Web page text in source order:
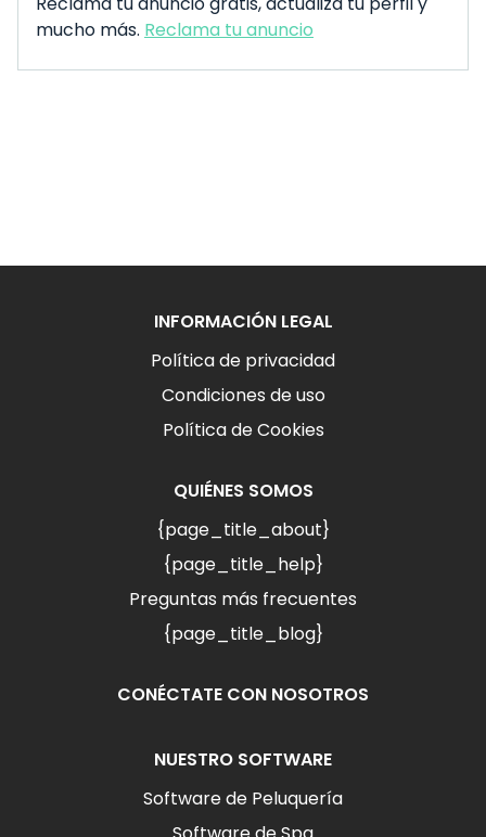
mucho más. Reclama tu anuncio
INFORMACIÓN LEGAL
Política de privacidad
Condiciones de uso
Política de Cookies
QUIÉNES SOMOS
{page_title_about}
{page_title_help}
Preguntas más frecuentes
{page_title_blog}
CONÉCTATE CON NOSOTROS
NUESTRO SOFTWARE
Software de Peluquería